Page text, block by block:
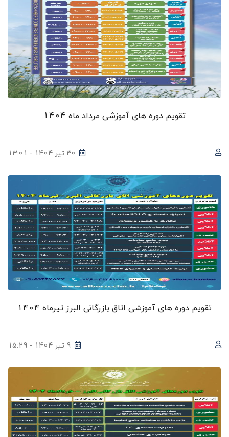
تقویم دوره های آموزشی مرداد ماه 1404
30 تیر 1404 - 13:01
تقویم دوره های آموزشی اتاق بازرگانی البرز تیرماه 1404
9 تیر 1404 - 15:29